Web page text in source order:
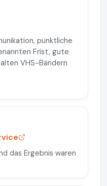
pünktliche
Frist, gute
VHS-Bändern
das Ergebnis waren